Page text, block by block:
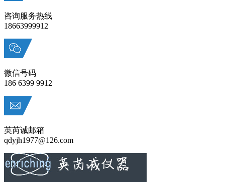
咨询服务热线
18663999912
微信号码
186 6399 9912
英芮诚邮箱
qdyjh1977@126.com